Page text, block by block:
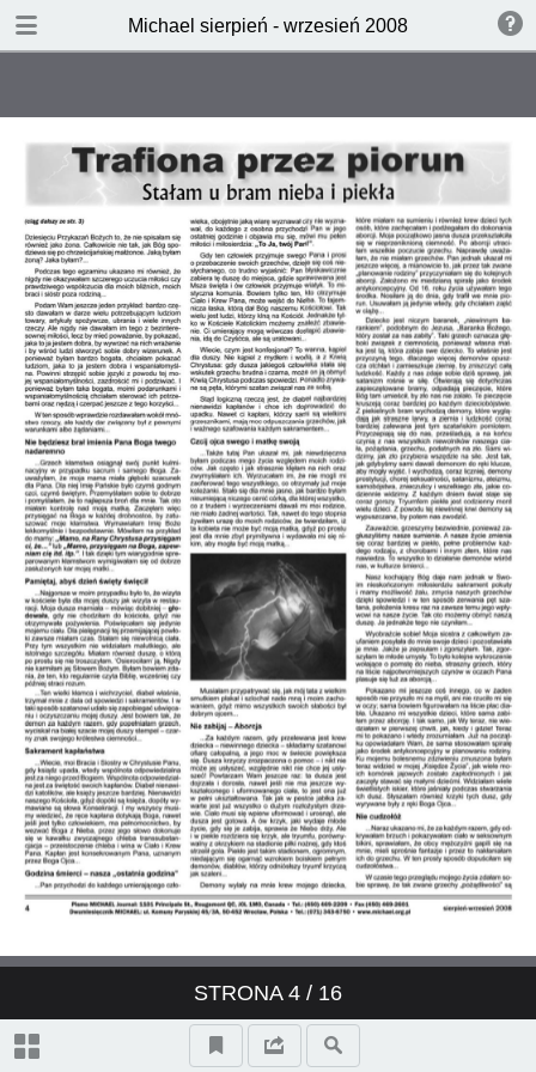
Michael sierpień - wrzesień 2008
STRONA 4 / 16
49. Międzynarodowy Kongres
Eucharystyczny
Trafiona przez piorun, cz.2
Nowe niewolnictwo, cz.4
Papież Benedykt XVI odwiedza
USA
Watykan: przyjmowanie Eucharystii
Propozycje Kredytu Społecznego.
Lekcja 9
Przemówienie do przedstawicieli
prasy
Unia Europejska i kultura śmierci
„Zmiana systemu ekonomicznego
może być..."
Nadzieja złoczyńców, cz.2
Apostoł Miłosierdzia Bożego
Akt poświęcenia Polski Miłosierdziu
Bożemu